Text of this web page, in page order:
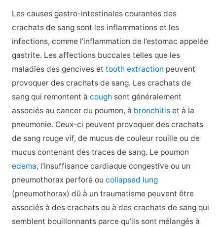
Les causes gastro-intestinales courantes des
crachats de sang sont les inflammations et les
infections, comme l’inflammation de l’estomac appelée
gastrite. Les affections buccales telles que les
maladies des gencives et tooth extraction peuvent
provoquer des crachats de sang. Les crachats de
sang qui remontent à cough sont généralement
associés au cancer du poumon, à bronchitiset à la
pneumonie. Ceux-ci peuvent provoquer des crachats
de sang rouge vif, de mucus de couleur rouille ou de
mucus contenant des traces de sang. Le poumon
edema, l’insuffisance cardiaque congestive ou un
pneumothorax perforé ou collapsed lung
(pneumothorax) dû à un traumatisme peuvent être
associés à des crachats ou à des crachats de sang qui
semblent bouillonnants parce qu’ils sont mélangés à